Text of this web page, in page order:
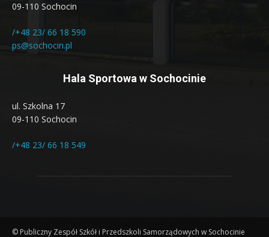
09-110 Sochocin
/+48 23/ 66 18 590
ps@sochocin.pl
Hala Sportowa w Sochocinie
ul. Szkolna 17
09-110 Sochocin
/+48 23/ 66 18 549
© Publiczny Zespół Szkół i Przedszkoli Samorządowych w Sochocinie